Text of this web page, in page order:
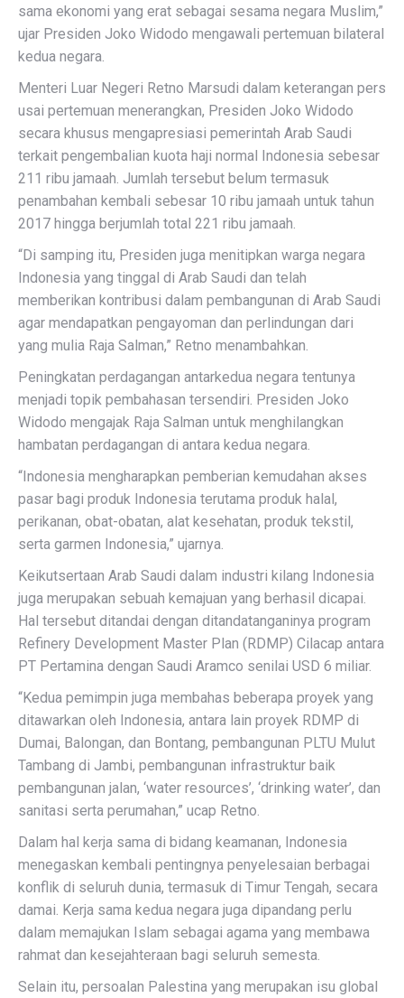
sama ekonomi yang erat sebagai sesama negara Muslim,”
ujar Presiden Joko Widodo mengawali pertemuan bilateral
kedua negara.
Menteri Luar Negeri Retno Marsudi dalam keterangan pers
usai pertemuan menerangkan, Presiden Joko Widodo
secara khusus mengapresiasi pemerintah Arab Saudi
terkait pengembalian kuota haji normal Indonesia sebesar
211 ribu jamaah. Jumlah tersebut belum termasuk
penambahan kembali sebesar 10 ribu jamaah untuk tahun
2017 hingga berjumlah total 221 ribu jamaah.
“Di samping itu, Presiden juga menitipkan warga negara
Indonesia yang tinggal di Arab Saudi dan telah
memberikan kontribusi dalam pembangunan di Arab Saudi
agar mendapatkan pengayoman dan perlindungan dari
yang mulia Raja Salman,” Retno menambahkan.
Peningkatan perdagangan antarkedua negara tentunya
menjadi topik pembahasan tersendiri. Presiden Joko
Widodo mengajak Raja Salman untuk menghilangkan
hambatan perdagangan di antara kedua negara.
“Indonesia mengharapkan pemberian kemudahan akses
pasar bagi produk Indonesia terutama produk halal,
perikanan, obat-obatan, alat kesehatan, produk tekstil,
serta garmen Indonesia,” ujarnya.
Keikutsertaan Arab Saudi dalam industri kilang Indonesia
juga merupakan sebuah kemajuan yang berhasil dicapai.
Hal tersebut ditandai dengan ditandatanganinya program
Refinery Development Master Plan (RDMP) Cilacap antara
PT Pertamina dengan Saudi Aramco senilai USD 6 miliar.
“Kedua pemimpin juga membahas beberapa proyek yang
ditawarkan oleh Indonesia, antara lain proyek RDMP di
Dumai, Balongan, dan Bontang, pembangunan PLTU Mulut
Tambang di Jambi, pembangunan infrastruktur baik
pembangunan jalan, ‘water resources’, ‘drinking water’, dan
sanitasi serta perumahan,” ucap Retno.
Dalam hal kerja sama di bidang keamanan, Indonesia
menegaskan kembali pentingnya penyelesaian berbagai
konflik di seluruh dunia, termasuk di Timur Tengah, secara
damai. Kerja sama kedua negara juga dipandang perlu
dalam memajukan Islam sebagai agama yang membawa
rahmat dan kesejahteraan bagi seluruh semesta.
Selain itu, persoalan Palestina yang merupakan isu global